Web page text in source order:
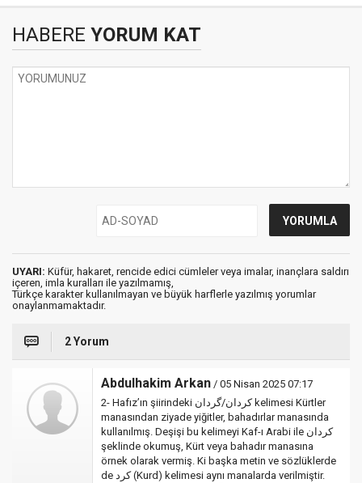
HABERE YORUM KAT
UYARI: Küfür, hakaret, rencide edici cümleler veya imalar, inançlara saldırı
içeren, imla kuralları ile yazılmamış,
Türkçe karakter kullanılmayan ve büyük harflerle yazılmış yorumlar
onaylanmamaktadır.
2 Yorum
Abdulhakim Arkan / 05 Nisan 2025 07:17
2- Hafız’ın şiirindeki کردان/گردان kelimesi Kürtler
manasından ziyade yiğitler, bahadırlar manasında
kullanılmış. Deşişi bu kelimeyi Kaf-ı Arabi ile کردان
şeklinde okumuş, Kürt veya bahadır manasına
örnek olarak vermiş. Ki başka metin ve sözlüklerde
de کرد (Kurd) kelimesi aynı manalarda verilmiştir.